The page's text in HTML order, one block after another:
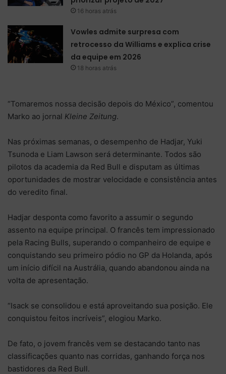
16 horas atrás
Vowles admite surpresa com
retrocesso da Williams e explica crise
da equipe em 2026
18 horas atrás
“Tomaremos nossa decisão depois do México”, comentou
Marko ao jornal Kleine Zeitung.
Nas próximas semanas, o desempenho de Hadjar, Yuki
Tsunoda e Liam Lawson será determinante. Todos são
pilotos da academia da Red Bull e disputam as últimas
oportunidades de mostrar velocidade e consistência antes
do veredito final.
Hadjar desponta como favorito a assumir o segundo
assento na equipe principal. O francês tem impressionado
pela Racing Bulls, superando o companheiro de equipe e
conquistando seu primeiro pódio no GP da Holanda, após
um início difícil na Austrália, quando abandonou ainda na
volta de apresentação.
“Isack se consolidou e está aproveitando sua posição. Ele
conquistou feitos incríveis”, elogiou Marko.
De fato, o jovem francês vem se destacando tanto nas
classificações quanto nas corridas, ganhando força nos
bastidores da Red Bull.